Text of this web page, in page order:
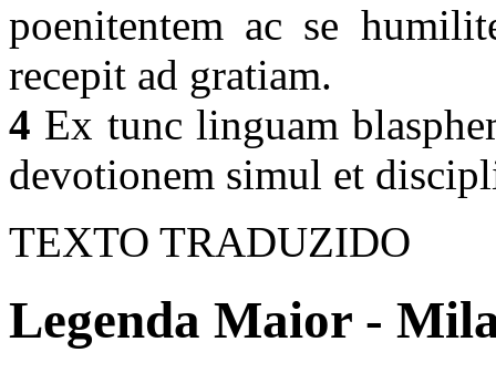
poenitentem ac se
recepit ad gratiam.
4 Ex tunc linguam
devotionem simul et
TEXTO TRADUZIDO
Legenda Maior -